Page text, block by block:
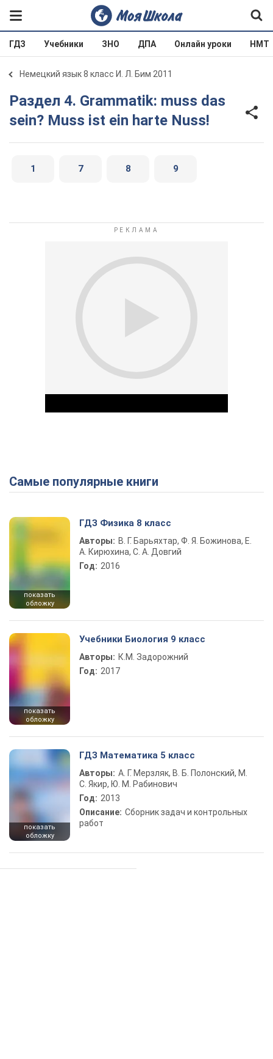
ГДЗ Учебники ЗНО ДПА Онлайн уроки НМТ
Немецкий язык 8 класс И. Л. Бим 2011
Раздел 4. Grammatik: muss das
sein? Muss ist ein harte Nuss!
1 7 8 9
Play Video
Самые популярные книги
показать
обложку
ГДЗ Физика 8 класс
Авторы: В. Г. Барьяхтар, Ф. Я. Божинова, Е.
А. Кирюхина, С. А. Довгий
Год: 2016
показать
обложку
Учебники Биология 9 класс
Авторы: К.М. Задорожний
Год: 2017
показать
обложку
ГДЗ Математика 5 класс
Авторы: А. Г. Мерзляк, В. Б. Полонский, М.
С. Якир, Ю. М. Рабинович
Год: 2013
Описание: Сборник задач и контрольных
работ